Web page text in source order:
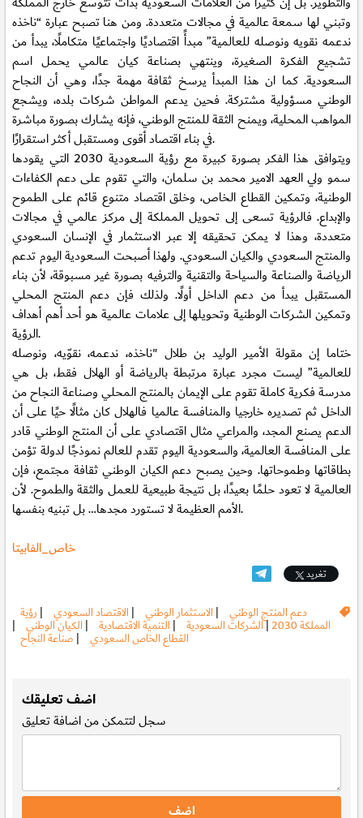
وتبني لها سمعة عالمية في مجالات متعددة. ومن هنا تصبح عبارة “ناخذه
ندعمه نقويه ونوصله للعالمية” مبدأً اقتصاديًا واجتماعيًا متكاملًا، يبدأ من
تشجيع الفكرة الصغيرة، وينتهي بصناعة كيان عالمي يحمل اسم
السعودية. كما ان هذا المبدأ يرسخ ثقافة مهمة جدًا، وهي أن النجاح
الوطني مسؤولية مشتركة. فحين يدعم المواطن شركات بلده، ويشجع
المواهب المحلية، ويمنح الثقة للمنتج الوطني، فإنه يشارك بصورة مباشرة
في بناء اقتصاد أقوى ومستقبل أكثر استقرارًا.
ويتوافق هذا الفكر بصورة كبيرة مع رؤية السعودية 2030 التي يقودها
سمو ولي العهد الامير محمد بن سلمان، والتي تقوم على دعم الكفاءات
الوطنية، وتمكين القطاع الخاص، وخلق اقتصاد متنوع قائم على الطموح
والإبداع. فالرؤية تسعى إلى تحويل المملكة إلى مركز عالمي في مجالات
متعددة، وهذا لا يمكن تحقيقه إلا عبر الاستثمار في الإنسان السعودي
والمنتج السعودي والكيان السعودي. ولهذا أصبحت السعودية اليوم تدعم
الرياضة والصناعة والسياحة والتقنية والترفيه بصورة غير مسبوقة، لأن بناء
المستقبل يبدأ من دعم الداخل أولًا. ولذلك فإن دعم المنتج المحلي
وتمكين الشركات الوطنية وتحويلها إلى علامات عالمية هو أحد أهم أهداف
الرؤية.
ختاما إن مقولة الأمير الوليد بن طلال "ناخذه، ندعمه، نقوّيه، ونوصله
للعالمية” ليست مجرد عبارة مرتبطة بالرياضة أو الهلال فقط، بل هي
مدرسة فكرية كاملة تقوم على الإيمان بالمنتج المحلي وصناعة النجاح من
الداخل ثم تصديره خارجيا والمنافسة عالميا فالهلال كان مثالًا حيًا على أن
الدعم يصنع المجد، والمراعي مثال اقتصادي على أن المنتج الوطني قادر
على المنافسة العالمية، والسعودية اليوم تقدم للعالم نموذجًا لدولة تؤمن
بطاقاتها وطموحاتها. وحين يصبح دعم الكيان الوطني ثقافة مجتمع، فإن
العالمية لا تعود حلمًا بعيدًا، بل نتيجة طبيعية للعمل والثقة والطموح. لأن
الأمم العظيمة لا تستورد مجدها… بل تبنيه بنفسها.
خاص_الفابيتا
تغريد
دعم المنتج الوطني | الاستثمار الوطني | الاقتصاد السعودي | رؤية
المملكة 2030 |الشركات السعودية | التنمية الاقتصادية | الكيان الوطني |
القطاع الخاص السعودي | صناعة النجاح
اضف تعليقك
سجللتتمكن من اضافة تعليق